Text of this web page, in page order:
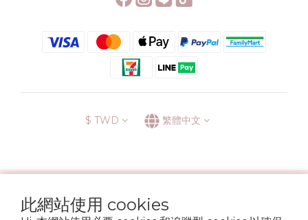
此網站使用 cookies
$ TWD 繁體中文
運送方式
退換貨政策 條款與細則